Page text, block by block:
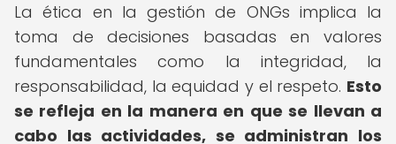
La ética en la gestión de ONGs implica la
toma de decisiones basadas en valores
fundamentales como la integridad, la
responsabilidad, la equidad y el respeto. Esto
se refleja en la manera en que se llevan a
cabo las actividades, se administran los